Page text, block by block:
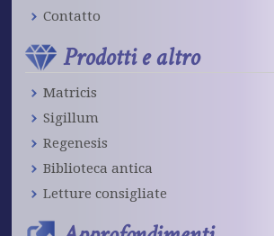
Contatto
Prodotti e altro
Matricis
Sigillum
Regenesis
Biblioteca antica
Letture consigliate